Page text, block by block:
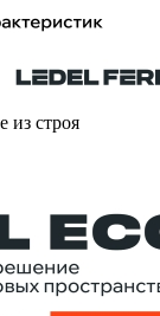
из строя